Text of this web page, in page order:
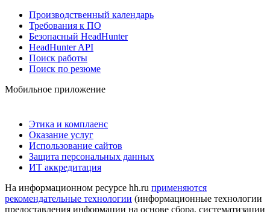
Производственный календарь
Требования к ПО
Безопасный HeadHunter
HeadHunter API
Поиск работы
Поиск по резюме
Мобильное приложение
Этика и комплаенс
Оказание услуг
Использование сайтов
Защита персональных данных
ИТ аккредитация
На информационном ресурсе hh.ru применяются
рекомендательные технологии (информационные технологии
предоставления информации на основе сбора, систематизации